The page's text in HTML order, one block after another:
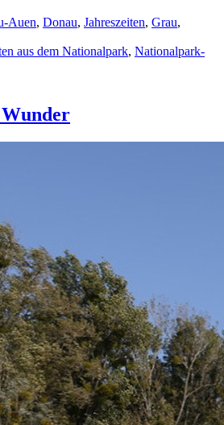
Auen, Donau, Jahreszeiten, Grau,
aus dem Nationalpark, Nationalpark-
Wunder